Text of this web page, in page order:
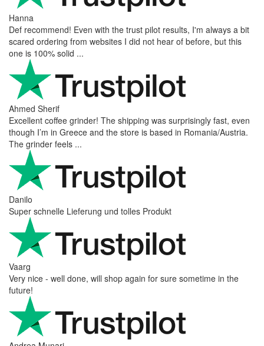
Hanna
Def recommend! Even with the trust pilot results, I'm always a bit
scared ordering from websites I did not hear of before, but this
one is 100% solid ...
Ahmed Sherif
Excellent coffee grinder! The shipping was surprisingly fast, even
though I’m in Greece and the store is based in Romania/Austria.
The grinder feels ...
Danilo
Super schnelle Lieferung und tolles Produkt
Vaarg
Very nice - well done, will shop again for sure sometime in the
future!